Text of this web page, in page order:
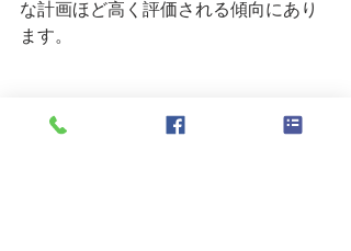
な計画ほど高く評価される傾向にあり
ます。
6．第6章：実施体制・スケジュ